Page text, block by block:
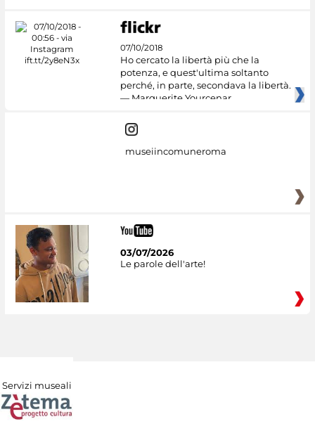
07/10/2018
Ho cercato la libertà più che la
potenza, e quest'ultima soltanto
perché, in parte, secondava la libertà.
— Marguerite Yourcenar
museiincomuneroma
03/07/2026
Le parole dell'arte!
Servizi museali